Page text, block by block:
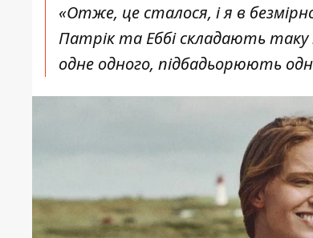
«Отже, це сталося, і я в
Патрік та Еббі складають
одне одного, підбадьорюють